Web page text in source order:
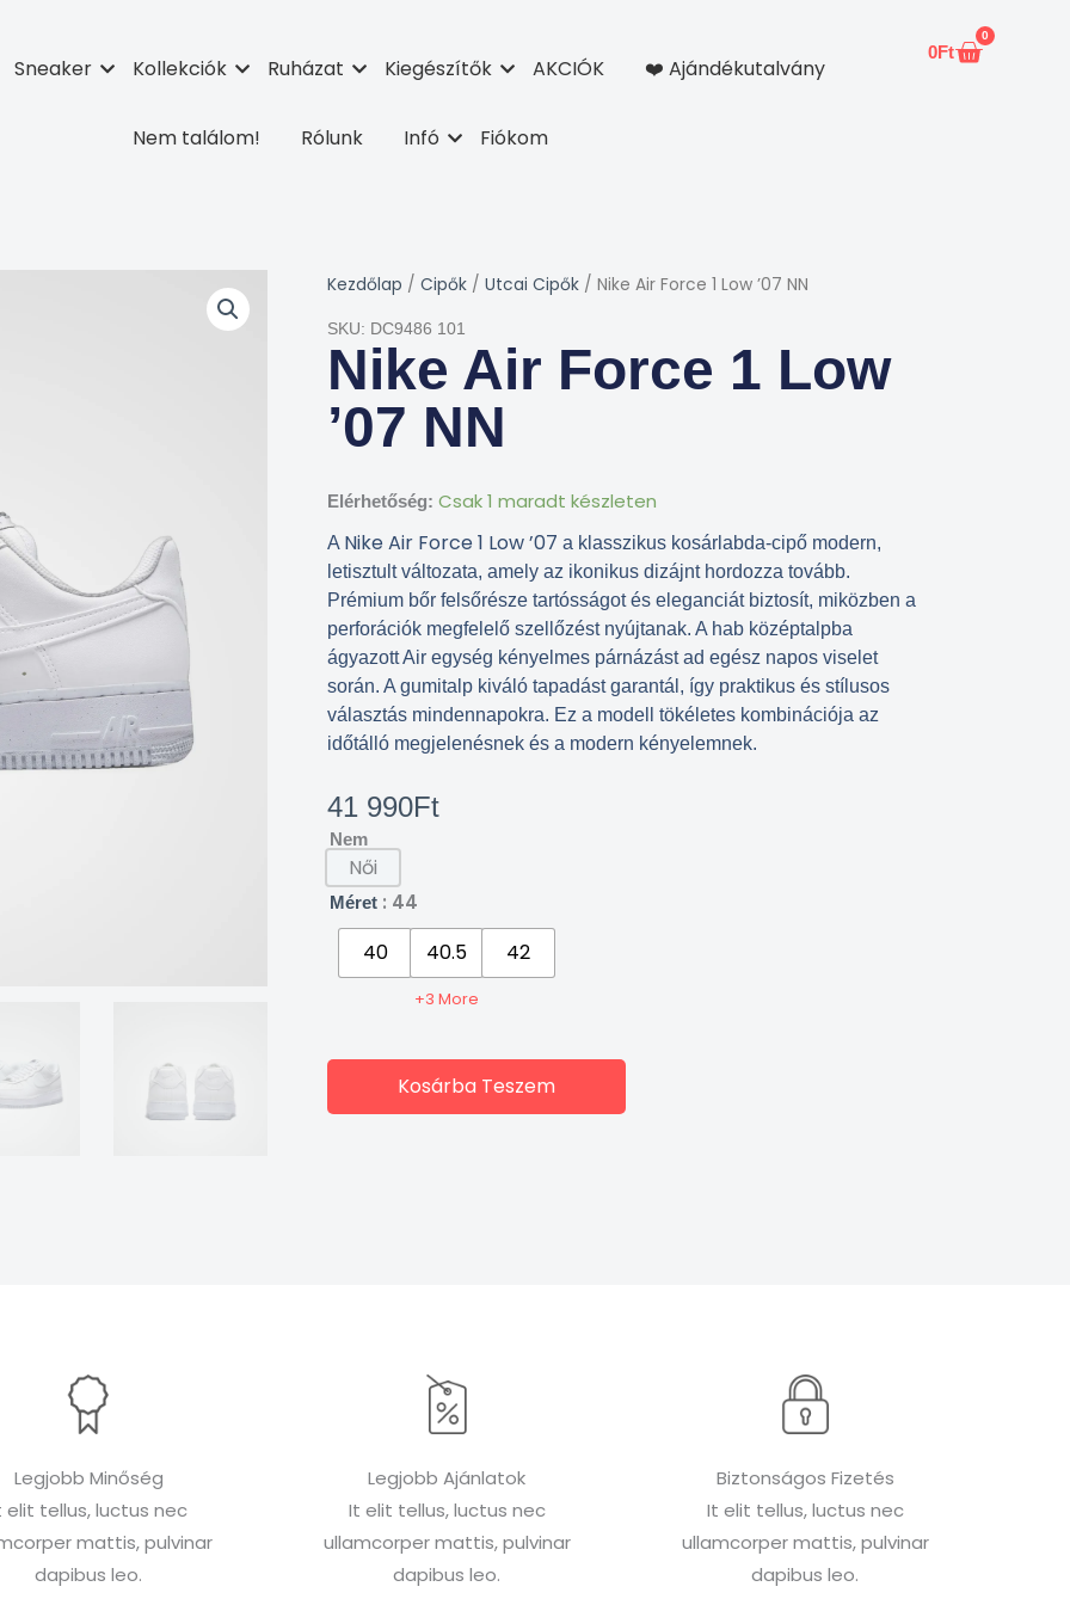
Sneaker Kollekciók Ruházat Kiegészítők AKCIÓK ❤️ Ajándékutalvány
Nem találom! Rólunk Infó Fiókom
0Ft
0
Kosár
Kezdőlap / Cipők / Utcai Cipők / Nike Air Force 1 Low ’07 NN
SKU: DC9486 101
Nike Air Force 1 Low
’07 NN
Elérhetőség: Csak 1 maradt készleten
A Nike Air Force 1 Low ’07 a klasszikus kosárlabda-cipő modern,
letisztult változata, amely az ikonikus dizájnt hordozza tovább.
Prémium bőr felsőrésze tartósságot és eleganciát biztosít, miközben a
perforációk megfelelő szellőzést nyújtanak. A hab középtalpba
ágyazott Air egység kényelmes párnázást ad egész napos viselet
során. A gumitalp kiváló tapadást garantál, így praktikus és stílusos
választás mindennapokra. Ez a modell tökéletes kombinációja az
időtálló megjelenésnek és a modern kényelemnek.
41 990Ft
Nem
Női
Méret : 44
40 40.5 42
+3 More
Kosárba Teszem
Legjobb Minőség
elit tellus, luctus nec
mattis, pulvinar
dapibus leo.
Legjobb Ajánlatok
It elit tellus, luctus nec
ullamcorper mattis, pulvinar
dapibus leo.
Biztonságos Fizetés
It elit tellus, luctus nec
ullamcorper mattis, pulvinar
dapibus leo.